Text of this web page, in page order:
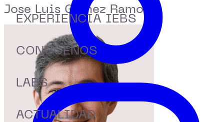
EXPERIENCIA IEBS
CONÓCENOS
LABS
ACTUALIDAD
Jose Luis Gomez Ramos